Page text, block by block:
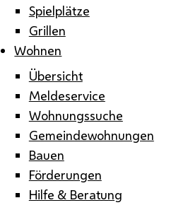
Spielplätze
Grillen
Wohnen
Übersicht
Meldeservice
Wohnungssuche
Gemeindewohnungen
Bauen
Förderungen
Hilfe & Beratung